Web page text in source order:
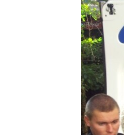
КРЫМ.НЕПОКОРЕННЫЙ
УКРАИНСКАЯ ПРОБЛЕМА КРЫМА